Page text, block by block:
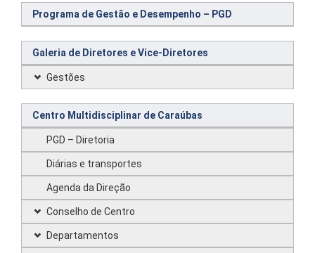
Programa de Gestão e Desempenho – PGD
Galeria de Diretores e Vice-Diretores
Gestões
Centro Multidisciplinar de Caraúbas
PGD – Diretoria
Diárias e transportes
Agenda da Direção
Conselho de Centro
Departamentos